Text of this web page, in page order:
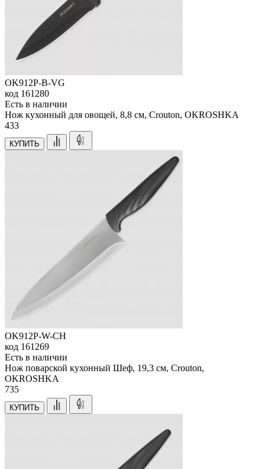
OK912P-B-VG
код 161280
Есть в наличии
Нож кухонный для овощей, 8,8 см, Crouton, OKROSHKA
433
КУПИТЬ
OK912P-W-CH
код 161269
Есть в наличии
Нож поварской кухонный Шеф, 19,3 см, Crouton,
OKROSHKA
735
КУПИТЬ